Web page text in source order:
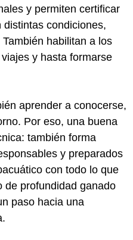
y permiten certificar
condiciones,
habilitan a los
y hasta formarse
aprender a conocerse,
Por eso, una buena
también forma
y preparados
con todo lo que
de profundidad ganado
paso hacia una